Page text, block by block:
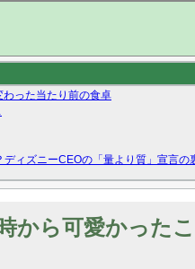
わった当たり前の食卓
ィズニーCEOの「量より質」宣言
央が1位に
から可愛かった